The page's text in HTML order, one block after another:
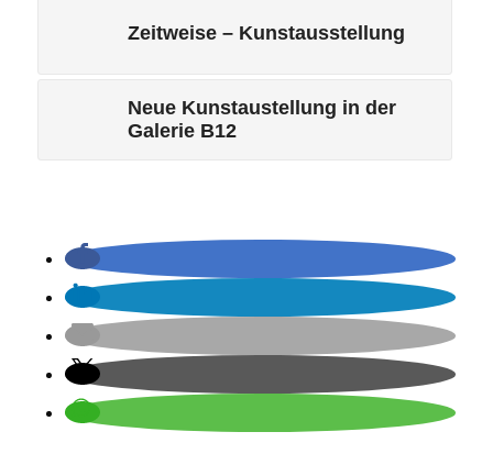
Zeitweise – Kunstausstellung
Neue Kunstaustellung in der
Galerie B12